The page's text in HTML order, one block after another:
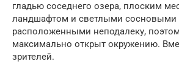
гладью соседнего озера, плоским
ландшафтом и светлыми сосновыми
расположенными неподалеку,
максимально открыт окружению.
зрителей.